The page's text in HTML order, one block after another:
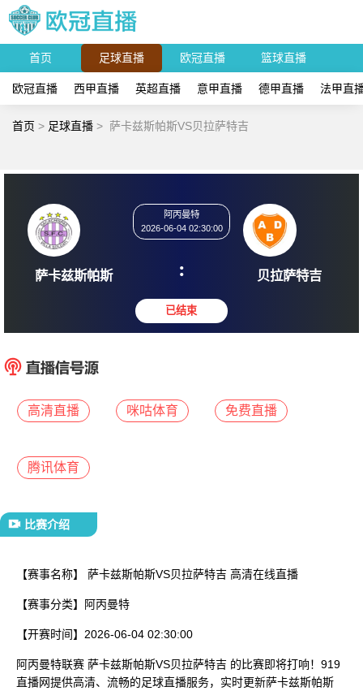
首页 足球直播 欧冠直播 篮球直播
欧冠直播 西甲直播 英超直播 意甲直播 德甲直播 法甲直
首页 > 足球直播 > 萨卡兹斯帕斯VS贝拉萨特吉
萨卡兹斯帕斯
2026-06-04 02:30:00
: 贝拉
高清直播 咪咕体育 免费直播
腾讯体育
比赛介绍
【赛事名称】 萨卡兹斯帕斯VS贝拉萨特吉 高清在线直播
【赛事分类】 阿丙曼特
【开赛时间】 2026-06-04 02:30:00
阿丙曼特联赛 萨卡兹斯帕斯VS贝拉萨特吉 的比赛即将打响！919
直播网提供高清、流畅的足球直播服务，实时更新萨卡兹斯帕斯